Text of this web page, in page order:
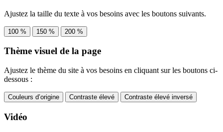
Ajustez la taille du texte à vos besoins avec les boutons suivants.
100 % 150 % 200 %
Thème visuel de la page
Ajustez le thème du site à vos besoins en cliquant sur les boutons ci-
dessous :
Couleurs d’origine Contraste élevé Contraste élevé inversé
Vidéo